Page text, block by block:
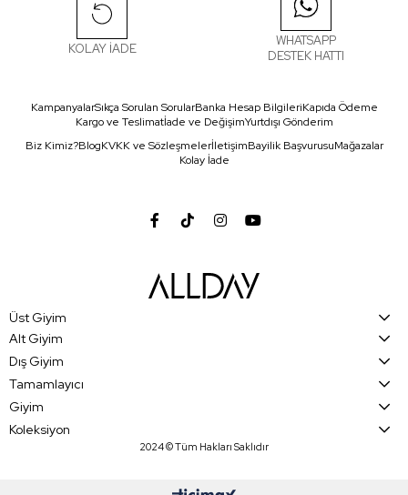
KOLAY İADE
WHATSAPP
DESTEK HATTI
KampanyalarSıkça Sorulan SorularBanka Hesap BilgileriKapıda Ödeme
Kargo ve Teslimatİade ve DeğişimYurtdışı Gönderim
Biz Kimiz?BlogKVKK ve SözleşmelerİletişimBayilik BaşvurusuMağazalar
Kolay İade
Üst Giyim
Alt Giyim
Dış Giyim
Tamamlayıcı
Giyim
Koleksiyon
2024 © Tüm Hakları Saklıdır